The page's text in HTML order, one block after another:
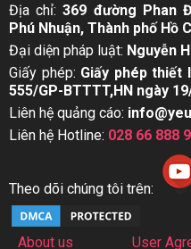
Địa chỉ:369 đường Phan
Phú Nhuận, Thành phố Hồ
Đại diện pháp luật: Nguyễn
Giấy phép: Giấy phép thiết
555/GP-BTTTT,HN ngày
Liên hệ quảng cáo:
Liên hệ Hotline: 028 66 888
Theo dõi chúng tôi trên:
About us User